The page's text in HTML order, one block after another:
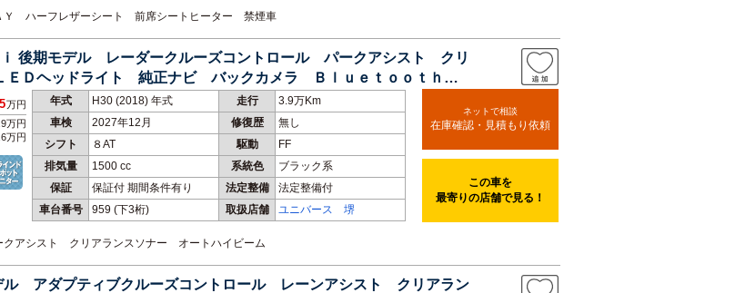
Ｙ ハーフレザーシート 前席シートヒーター 禁煙車
後期モデル レーダークルーズコントロール パークアシスト クリ
Ｄヘッドライト 純正ナビ バックカメラ Ｂｌｕｅｔｏｏｔｈ接
年式 H30 (2018) 年式 走行
3.9万Km
車検
2027年12月 修復歴
無し
シフト
８AT 駆動
FF
排気量
1500 cc 系統色
ブラック系
保証
保証付 期間条件有り 法定整備
法定整備付
車台番号
959 (下3桁) 取扱店舗 ユニバース 堺
5万円
万円
万円
アシスト クリアランスソナー オートハイビーム
ネットで相談
在庫確認・見積もり依頼
この車を
最寄りの店舗で見る！
ル アダプティブクルーズコントロール レーンアシスト クリアラン